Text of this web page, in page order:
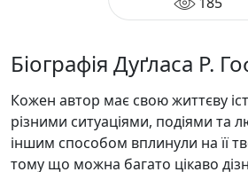
Біографія Дуґласа Р.
Кожен автор має свою життєву
різними ситуаціями, подіями та
іншим способом вплинули на її
тому що можна багато цікаво